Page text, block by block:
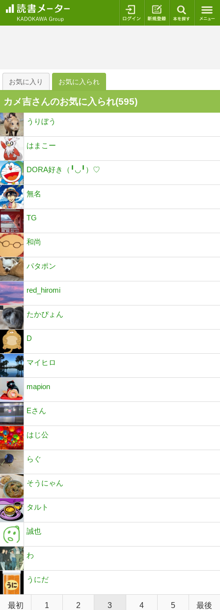
ログイン 新規登録
お気に入り お気に入られ
カメ吉さんのお気に入られ(595)
うりぼう
はまこー
DORA好き（╹◡╹）♡
無名
TG
和尚
パタポン
red_hiromi
たかぴょん
D
マイヒロ
mapion
Eさん
はじ公
らぐ
そうにゃん
タルト
誠也
わ
うにだ
最初 1 2 3 4 5 最後